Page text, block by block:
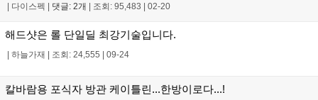
| 다이스펙 | 댓글: 2개 | 조회: 95,483 | 02-20
해드샷은 롤 단일딜 최강기술입니다.
| 하늘가재 | 조회: 24,555 | 09-24
칼바람용 포식자 방관 케이틀린...한방이로다...!